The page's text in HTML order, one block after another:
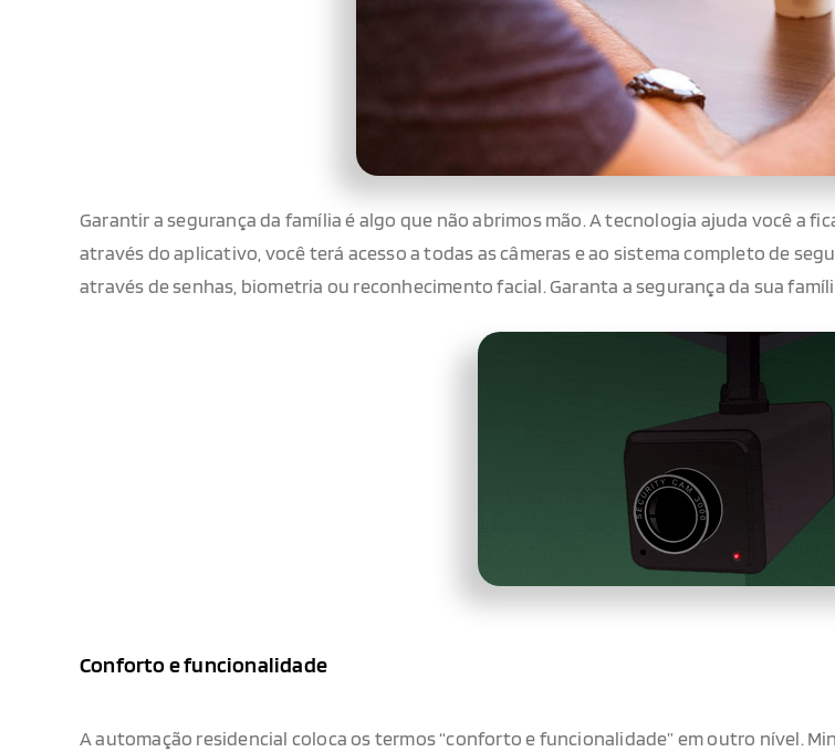
Garantir a segurança da família é algo que não abrimos mão. A tecnologia ajuda você a
através do aplicativo, você terá acesso a todas as câmeras e ao sistema completo de
através de senhas, biometria ou reconhecimento facial. Garanta a segurança da sua
Conforto e funcionalidade
A automação residencial coloca os termos “conforto e funcionalidade” em outro nível.